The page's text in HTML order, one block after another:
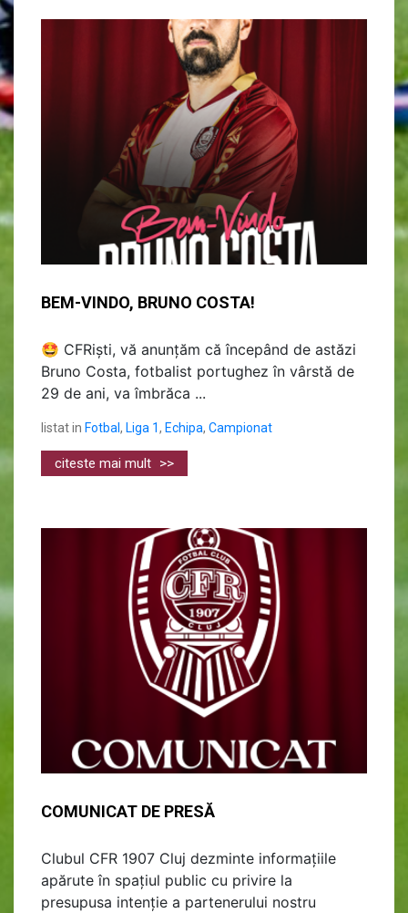
BEM-VINDO, BRUNO COSTA!
🤩 CFRiști, vă anunțăm că începând de astăzi
Bruno Costa, fotbalist portughez în vârstă de
29 de ani, va îmbrăca ...
listat in Fotbal , Liga 1, Echipa, Campionat
citeste mai mult >>
COMUNICAT DE PRESĂ
Clubul CFR 1907 Cluj dezminte informațiile
apărute în spațiul public cu privire la
presupusa intenție a partenerului nostru